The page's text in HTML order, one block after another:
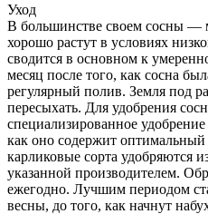
Уход
В большинстве своем сосны —
хорошо растут в условиях
сводится в основном к
месяц после того, как сосна
регулярный полив. Земля под
пересыхать. Для удобрения
специализированное
как оно содержит
карликовые сорта удобряются
указанной производителем.
ежегодно. Лучшим периодом
весны, до того, как начнут